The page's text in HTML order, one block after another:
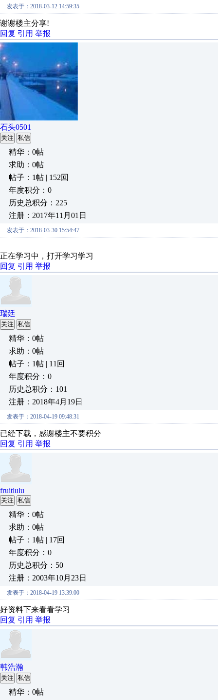
发表于：2018-03-12 14:59:35
谢谢楼主分享!
回复 引用 举报
石头0501
关注 私信
精华：0帖
求助：0帖
帖子：1帖 | 152回
年度积分：0
历史总积分：225
注册：2017年11月01日
发表于：2018-03-30 15:54:47
正在学习中，打开学习学习
回复 引用 举报
瑞廷
关注 私信
精华：0帖
求助：0帖
帖子：1帖 | 11回
年度积分：0
历史总积分：101
注册：2018年4月19日
发表于：2018-04-19 09:48:31
已经下载，感谢楼主不要积分
回复 引用 举报
fruitlulu
关注 私信
精华：0帖
求助：0帖
帖子：1帖 | 17回
年度积分：0
历史总积分：50
注册：2003年10月23日
发表于：2018-04-19 13:39:00
好资料下来看看学习
回复 引用 举报
韩浩瀚
关注 私信
精华：0帖